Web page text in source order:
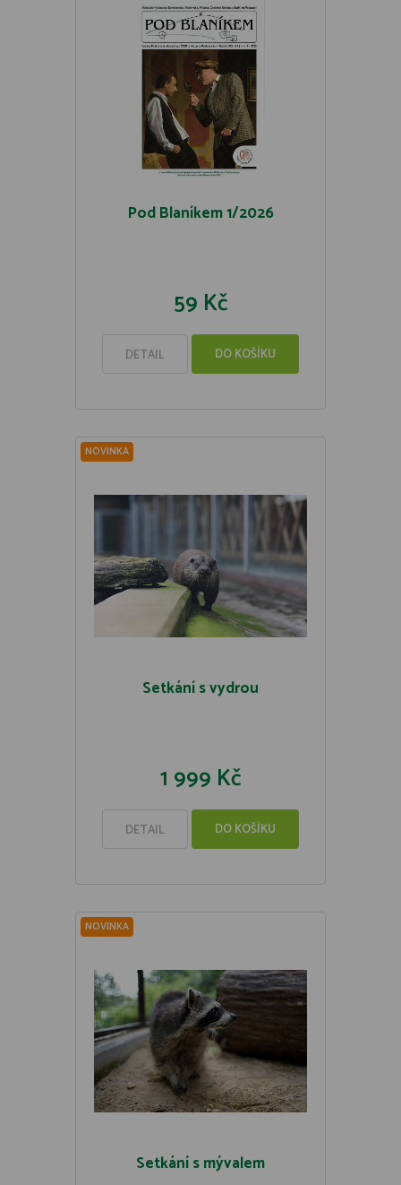
Pod Blaníkem 1/2026
59 Kč
DETAIL DO KOŠÍKU
NOVINKA
Setkání s vydrou
1 999 Kč
DETAIL DO KOŠÍKU
NOVINKA
Setkání s mývalem